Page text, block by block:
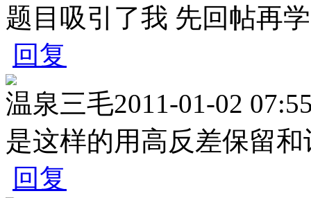
题目吸引了我 先回帖再
回复
温泉三毛2011-01-02
是这样的用高反差保留
回复